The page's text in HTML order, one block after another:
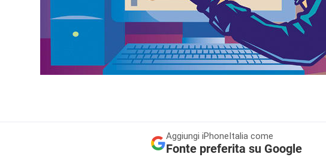
Aggiungi iPhoneItalia come
Fonte preferita su Google